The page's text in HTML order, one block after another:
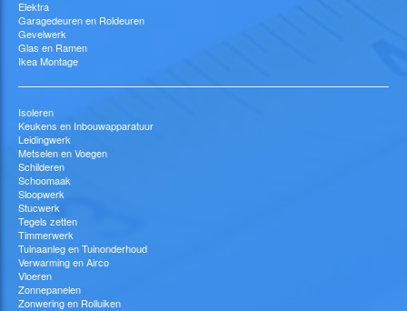
Elektra
Garagedeuren en Roldeuren
Gevelwerk
Glas en Ramen
Ikea Montage
Isoleren
Keukens en Inbouwapparatuur
Leidingwerk
Metselen en Voegen
Schilderen
Schoomaak
Sloopwerk
Stucwerk
Tegels zetten
Timmerwerk
Tuinaanleg en Tuinonderhoud
Verwarming en Airco
Vloeren
Zonnepanelen
Zonwering en Rolluiken